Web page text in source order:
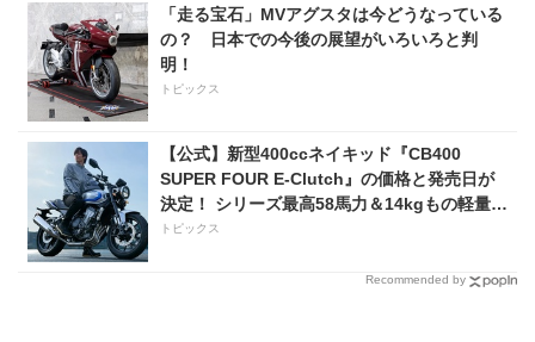
「走る宝石」MVアグスタは今どうなっている
の？ 日本での今後の展望がいろいろと判
明！
トピックス
【公式】新型400ccネイキッド『CB400
SUPER FOUR E-Clutch』の価格と発売日が
決定！ シリーズ最高58馬力＆14kgもの軽量
化!? 完全に「旧CB400SF」を超えた!?
トピックス
Recommended by